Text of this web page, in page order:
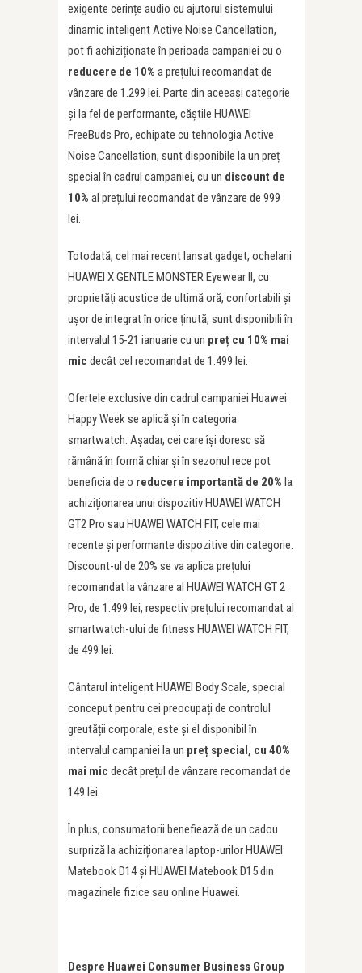
exigente cerințe audio cu ajutorul sistemului
dinamic inteligent Active Noise Cancellation,
pot fi achiziționate în perioada campaniei cu o
reducere de 10% a prețului recomandat de
vânzare de 1.299 lei. Parte din aceeași categorie
și la fel de performante, căștile HUAWEI
FreeBuds Pro, echipate cu tehnologia Active
Noise Cancellation, sunt disponibile la un preț
special în cadrul campaniei, cu un discount de
10% al prețului recomandat de vânzare de 999
lei.
Totodată, cel mai recent lansat gadget, ochelarii
HUAWEI X GENTLE MONSTER Eyewear II, cu
proprietăți acustice de ultimă oră, confortabili și
ușor de integrat în orice ținută, sunt disponibili în
intervalul 15-21 ianuarie cu un preț cu 10% mai
mic decât cel recomandat de 1.499 lei.
Ofertele exclusive din cadrul campaniei Huawei
Happy Week se aplică și în categoria
smartwatch. Așadar, cei care își doresc să
rămână în formă chiar și în sezonul rece pot
beneficia de o reducere importantă de 20% la
achiziționarea unui dispozitiv HUAWEI WATCH
GT2 Pro sau HUAWEI WATCH FIT, cele mai
recente și performante dispozitive din categorie.
Discount-ul de 20% se va aplica prețului
recomandat la vânzare al HUAWEI WATCH GT 2
Pro, de 1.499 lei, respectiv prețului recomandat al
smartwatch-ului de fitness HUAWEI WATCH FIT,
de 499 lei.
Cântarul inteligent HUAWEI Body Scale, special
conceput pentru cei preocupați de controlul
greutății corporale, este și el disponibil în
intervalul campaniei la un preț special, cu 40%
mai mic decât prețul de vânzare recomandat de
149 lei.
În plus, consumatorii benefiează de un cadou
surpriză la achiziționarea laptop-urilor HUAWEI
Matebook D14 și HUAWEI Matebook D15 din
magazinele fizice sau online Huawei.
Despre Huawei Consumer Business Group